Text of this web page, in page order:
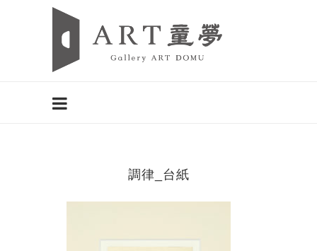
調律_台紙